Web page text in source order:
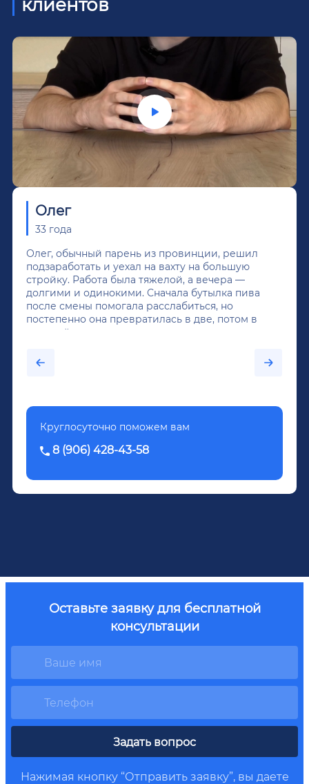
Олег
33 года
Олег, обычный парень из провинции, решил
подзаработать и уехал на вахту на большую
стройку. Работа была тяжелой, а вечера —
долгими и одинокими. Сначала бутылка пива
после смены помогала расслабиться, но
постепенно она превратилась в две, потом в
крепкий алкоголь, и вот он уже пил почти
было назначено кодирование по методу
Довженко.
Круглосуточно поможем вам
8 (906) 428-43-58
Оставьте заявку для бесплатной
консультации
Задать вопрос
Нажимая кнопку “Отправить заявку”, вы даете